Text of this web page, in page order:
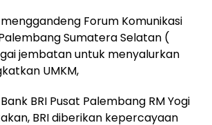
menggandeng Forum Komunikasi
Sumatera Selatan (
jembatan untuk menyalurkan
UMKM,
BRI Pusat Palembang RM Yogi
BRI diberikan kepercayaan